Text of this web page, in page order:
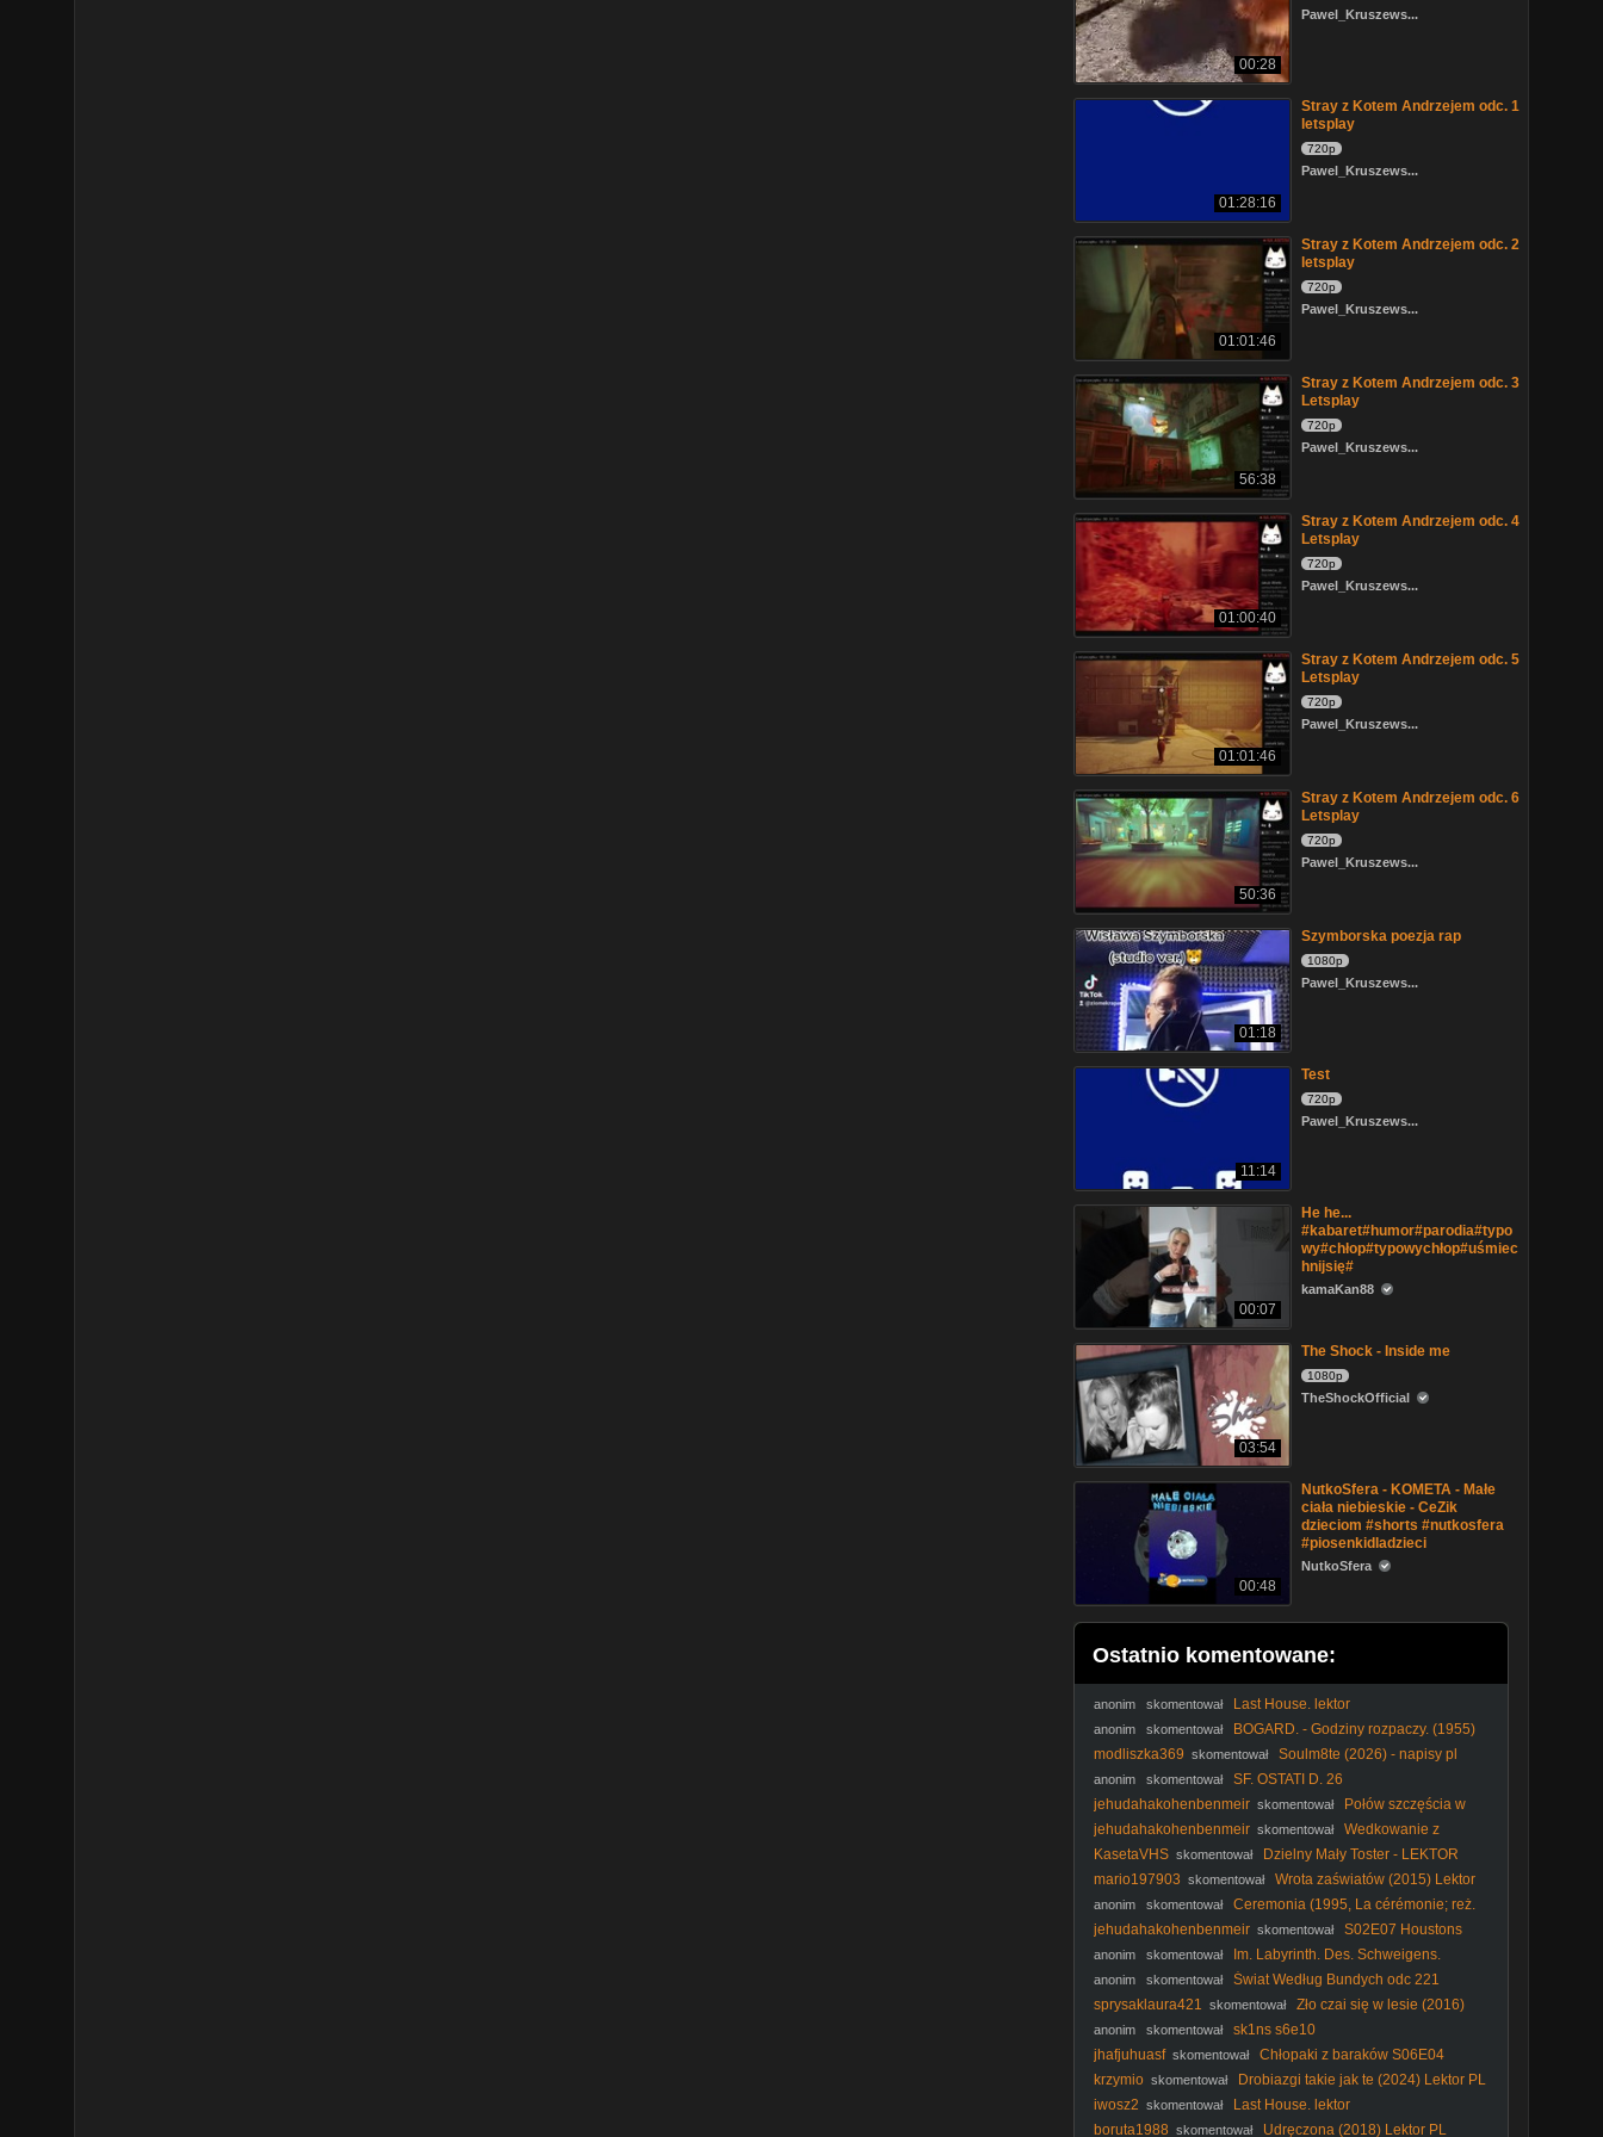
00:28
Pawel_Kruszews...
01:28:16
Stray z Kotem Andrzejem odc. 1
letsplay
720p
Pawel_Kruszews...
01:01:46
Stray z Kotem Andrzejem odc. 2
letsplay
720p
Pawel_Kruszews...
56:38
Stray z Kotem Andrzejem odc. 3
Letsplay
720p
Pawel_Kruszews...
01:00:40
Stray z Kotem Andrzejem odc. 4
Letsplay
720p
Pawel_Kruszews...
01:01:46
Stray z Kotem Andrzejem odc. 5
Letsplay
720p
Pawel_Kruszews...
50:36
Stray z Kotem Andrzejem odc. 6
Letsplay
720p
Pawel_Kruszews...
01:18
Szymborska poezja rap
1080p
Pawel_Kruszews...
11:14
Test
720p
Pawel_Kruszews...
00:07
He he...
#kabaret#humor#parodia#typo
wy#chłop#typowychłop#uśmiec
hnijsię#
kamaKan88
03:54
The Shock - Inside me
1080p
TheShockOfficial
00:48
NutkoSfera - KOMETA - Małe
ciała niebieskie - CeZik
dzieciom #shorts #nutkosfera
#piosenkidladzieci
NutkoSfera
Ostatnio komentowane:
anonim skomentował Last House. lektor
anonim skomentował
BOGARD. - Godziny rozpaczy. (1955)
lektor
modliszka369 skomentował
Soulm8te (2026) - napisy pl
1080p
anonim skomentował
SF. OSTATI D. 26
jehudahakohenbenmeir skomentował
Połów szczęścia w
Jemenie (2011) Lektor PL
jehudahakohenbenmeir skomentował
Wedkowanie z
Szadokiem
KasetaVHS skomentował
Dzielny Mały Toster - LEKTOR
VHS - 35mm skan
mario197903 skomentował
Wrota zaświatów (2015) Lektor
anonim skomentował
Ceremonia (1995, La cérémonie; reż.
Claude Chabrol) Lektor PL
jehudahakohenbenmeir skomentował
S02E07 Houstons
Hurricane Hell
anonim skomentował
Im. Labyrinth. Des. Schweigens.
Labirynt. Kłamstw. 2014. Lektor.pl
anonim skomentował
Świat Według Bundych odc 221
sprysaklaura421 skomentował
Zło czai się w lesie (2016)
Lektor PL
anonim skomentował
sk1ns s6e10
jhafjuhuasf skomentował
Chłopaki z baraków S06E04
krzymio skomentował
Drobiazgi takie jak te (2024) Lektor PL
iwosz2 skomentował
Last House. lektor
boruta1988 skomentował Udręczona (2018) Lektor PL